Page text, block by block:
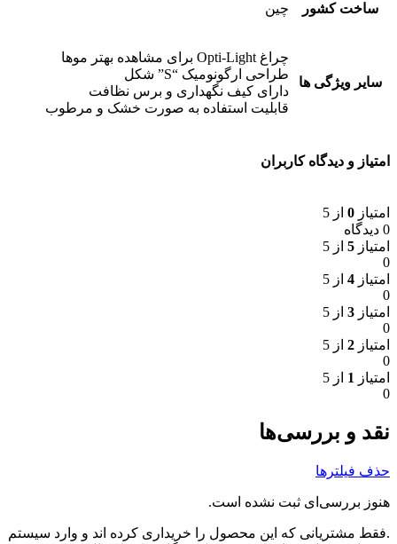
ساخت کشور چین
سایر ویژگی ها
چراغ Opti-Light برای مشاهده بهتر موها
طراحی ارگونومیک “S” شکل
دارای کیف نگهداری و برس نظافت
قابلیت استفاده به صورت خشک و مرطوب
امتیاز و دیدگاه کاربران
امتیاز 0 از 5
0 دیدگاه
امتیاز 5 از 5
0
امتیاز 4 از 5
0
امتیاز 3 از 5
0
امتیاز 2 از 5
0
امتیاز 1 از 5
0
نقد و بررسی‌ها
حذف فیلترها
هنوز بررسی‌ای ثبت نشده است.
.فقط مشتریانی که این محصول را خریداری کرده اند و وارد سیستم